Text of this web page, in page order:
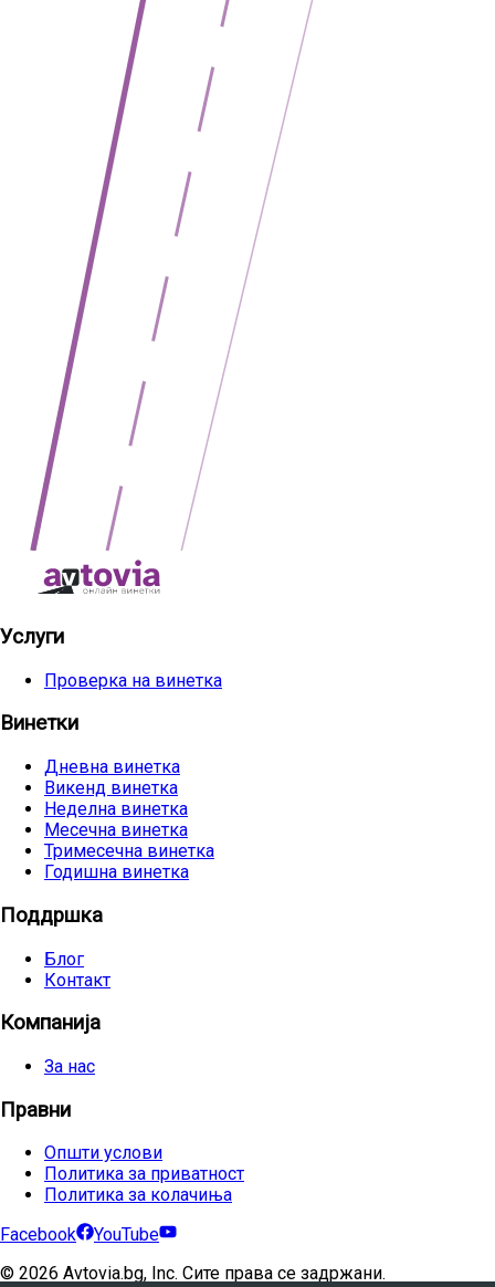
Услуги
Проверка на винетка
Винетки
Дневна винетка
Викенд винетка
Неделна винетка
Месечна винетка
Тримесечна винетка
Годишна винетка
Поддршка
Блог
Контакт
Компанија
За нас
Правни
Општи услови
Политика за приватност
Политика за колачиња
Facebook
YouTube
© 2026 Avtovia.bg, Inc. Сите права се задржани.